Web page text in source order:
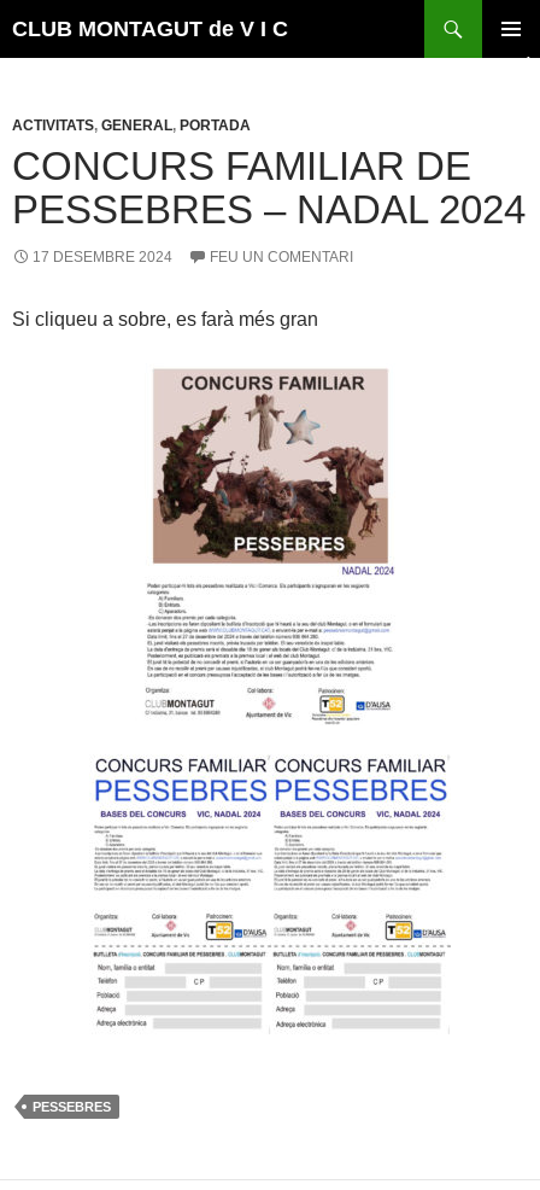
CLUB MONTAGUT de V I C
ACTIVITATS, GENERAL, PORTADA
CONCURS FAMILIAR DE
PESSEBRES – NADAL 2024
17 DESEMBRE 2024 FEU UN COMENTARI
Si cliqueu a sobre, es farà més gran
PESSEBRES